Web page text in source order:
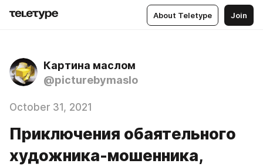
About Teletype Join
Картина маслом
@picturebymaslo
October 31, 2021
Приключения обаятельного
художника-мошенника,